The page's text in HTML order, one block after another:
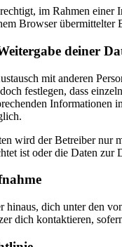
im Rahmen
Browser
deiner
mit anderen
festlegen, dass
wird der Betreiber
ist oder die Daten zur
hinaus, dich unter den
dich kontaktieren,